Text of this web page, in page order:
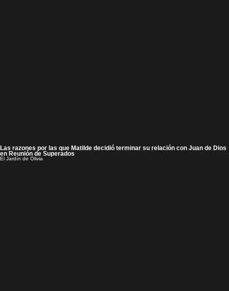
Las razones por las que Matilde decidió terminar su relación con Juan de Dios
en Reunión de Superados
El Jardín de Olivia